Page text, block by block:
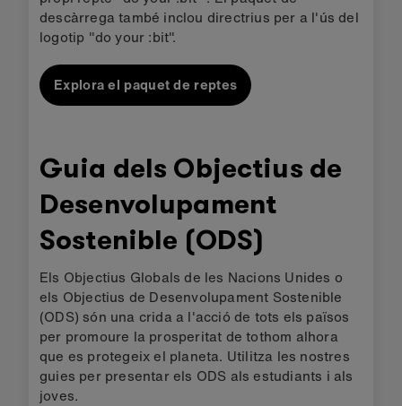
descàrrega també inclou directrius per a l'ús del
logotip "do your :bit".
Explora el paquet de reptes
Guia dels Objectius de
Desenvolupament
Sostenible (ODS)
Els Objectius Globals de les Nacions Unides o
els Objectius de Desenvolupament Sostenible
(ODS) són una crida a l'acció de tots els països
per promoure la prosperitat de tothom alhora
que es protegeix el planeta. Utilitza les nostres
guies per presentar els ODS als estudiants i als
joves.